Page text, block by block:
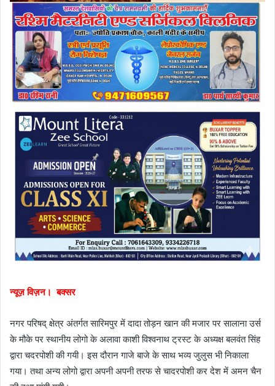
न्यूज़ विज़न। बक्सर
नगर परिषद् क्षेत्र अंतर्गत सारिमपुर में दादा तोड़न खान की मजार पर सालाना उर्स
के मौके पर स्थानीय लोगो के अलावा काशी विश्वनाथ ट्रस्ट के अध्यक्ष बलवंत सिंह
द्वारा चदरपोशी की गयी। इस दौरान गाजे बाजे के साथ भव्य जुलुस भी निकाला
गया। तथा अन्य लोगो द्वारा अपनी अपनी तरफ से चादरपोशी कर देश में अमन चैन